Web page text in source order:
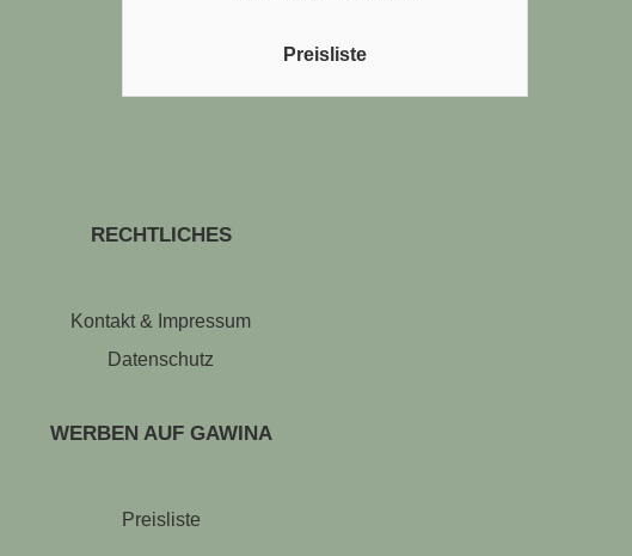
Preisliste
RECHTLICHES
Kontakt & Impressum
Datenschutz
WERBEN AUF GAWINA
Preisliste